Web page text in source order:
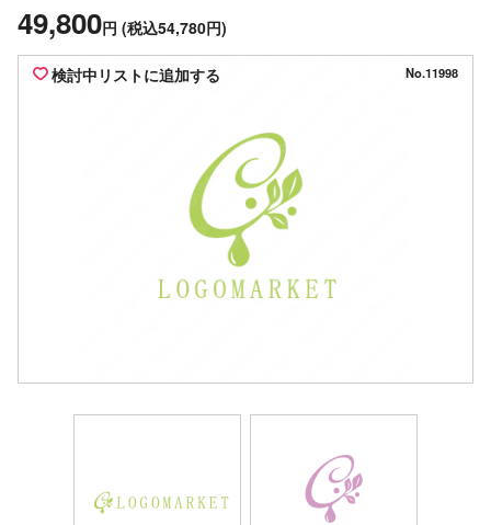
49,800円 (税込54,780円)
検討中リストに追加する No.11998